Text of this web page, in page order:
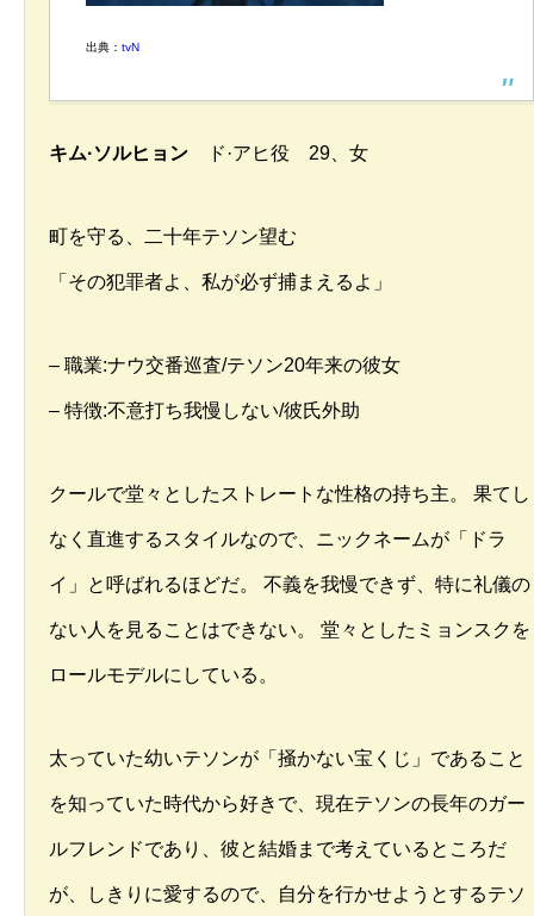
出典： tvN
キム·ソルヒョン ド·アヒ役 29、女
町を守る、二十年テソン望む
「その犯罪者よ、私が必ず捕まえるよ」
– 職業:ナウ交番巡査/テソン20年来の彼女
– 特徴:不意打ち我慢しない/彼氏外助
クールで堂々としたストレートな性格の持ち主。 果てし
なく直進するスタイルなので、ニックネームが「ドラ
イ」と呼ばれるほどだ。 不義を我慢できず、特に礼儀の
ない人を見ることはできない。 堂々としたミョンスクを
ロールモデルにしている。
太っていた幼いテソンが「掻かない宝くじ」であること
を知っていた時代から好きで、現在テソンの長年のガー
ルフレンドであり、彼と結婚まで考えているところだ
が、しきりに愛するので、自分を行かせようとするテソ